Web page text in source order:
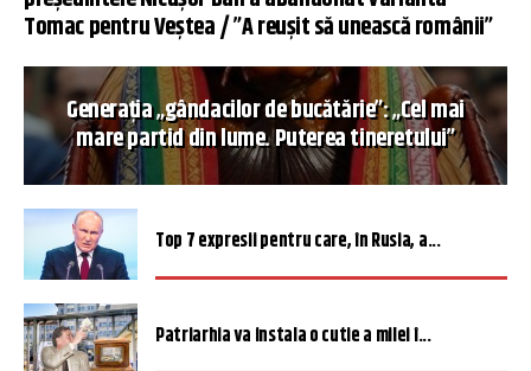
Tomac pentru Veștea / ”A reușit să unească românii”
Generația „gândacilor de bucătărie”: „Cel mai
mare partid din lume. Puterea tineretului”
Top 7 expresii pentru care, în Rusia, a...
Patriarhia va instala o cutie a milei î...